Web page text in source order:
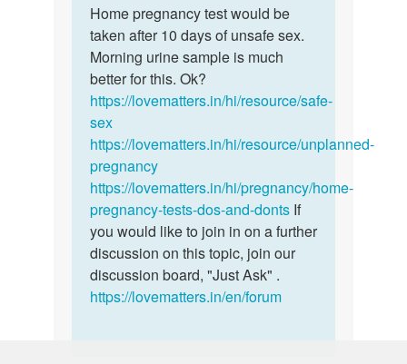
to
what
is
home
pregnancy
by
shiv
Home
pregnancy
test
would
be…
Home pregnancy test would be
taken after 10 days of unsafe sex.
Morning urine sample is much
better for this. Ok?
https://lovematters.in/hi/resource/safe-
sex
https://lovematters.in/hi/resource/unplanned-
pregnancy
https://lovematters.in/hi/pregnancy/home-
pregnancy-tests-dos-and-donts If
you would like to join in on a further
discussion on this topic, join our
discussion board, "Just Ask" .
https://lovematters.in/en/forum